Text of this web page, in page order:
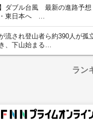
】ダブル台風 最新の進路予
東日本へ …
流され登山者ら約390人が孤
、下山始まる…
ラン